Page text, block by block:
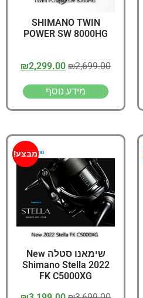
SHIMANO TWIN
POWER SW 8000HG
₪2,699.00
₪2,299.00
מידע נוסף
מבצע!
שימאנו סטלה New
Shimano Stella 2022
FK C5000XG